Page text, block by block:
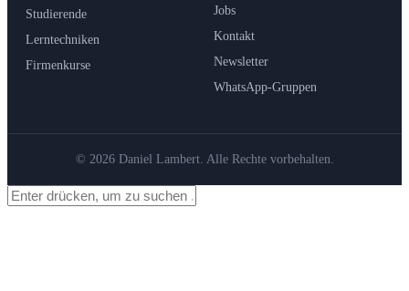
Studierende
Lerntechniken
Firmenkurse
Jobs
Kontakt
Newsletter
WhatsApp-Gruppen
© 2026 Daniel Lambert. Alle Rechte vorbehalten.